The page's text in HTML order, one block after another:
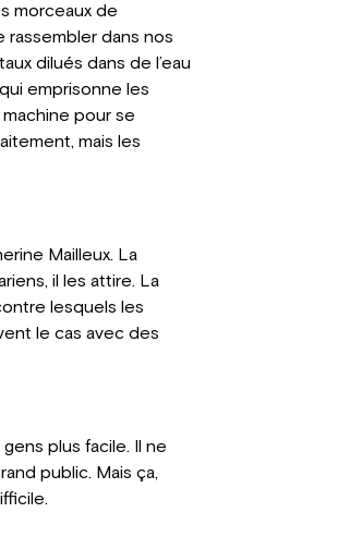
morceaux de
rassembler dans nos
dilués dans de l’eau
emprisonne les
pour se
mais les
Mailleux. La
il les attire. La
lesquels les
le cas avec des
plus facile. Il ne
public. Mais ça,